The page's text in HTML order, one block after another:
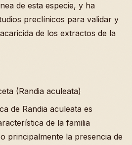
de esta especie, y ha
preclínicos para validar y
de los extractos de la
(Randia aculeata)
de Randia aculeata es
de la familia
principalmente la presencia de